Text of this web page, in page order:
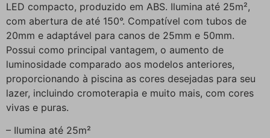
LED compacto, produzido em ABS. Ilumina até 25m²,
com abertura de até 150°. Compatível com tubos de
20mm e adaptável para canos de 25mm e 50mm.
Possui como principal vantagem, o aumento de
luminosidade comparado aos modelos anteriores,
proporcionando à piscina as cores desejadas para seu
lazer, incluindo cromoterapia e muito mais, com cores
vivas e puras.
– Ilumina até 25m²